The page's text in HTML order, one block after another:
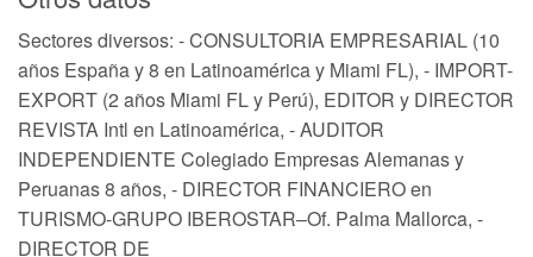
Sectores diversos: - CONSULTORIA EMPRESARIAL (10
años España y 8 en Latinoamérica y Miami FL), - IMPORT-
EXPORT (2 años Miami FL y Perú), EDITOR y DIRECTOR
REVISTA Intl en Latinoamérica, - AUDITOR
INDEPENDIENTE Colegiado Empresas Alemanas y
Peruanas 8 años, - DIRECTOR FINANCIERO en
TURISMO-GRUPO IBEROSTAR–Of. Palma Mallorca, -
DIRECTOR DE